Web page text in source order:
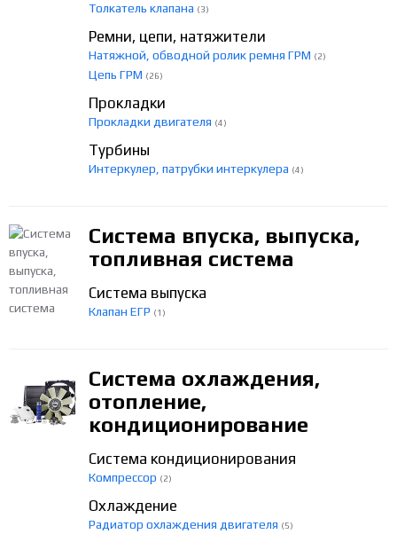
Толкатель клапана (3)
Ремни, цепи, натяжители
Натяжной, обводной ролик ремня ГРМ (2)
Цепь ГРМ (26)
Прокладки
Прокладки двигателя (4)
Турбины
Интеркулер, патрубки интеркулера (4)
Система впуска, выпуска,
топливная система
Система выпуска
Клапан ЕГР (1)
Система охлаждения,
отопление,
кондиционирование
Система кондиционирования
Компрессор (2)
Охлаждение
Радиатор охлаждения двигателя (5)